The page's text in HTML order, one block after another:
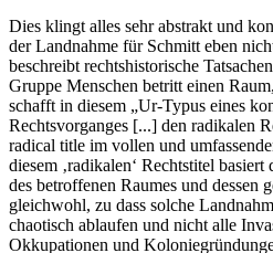
Dies klingt alles sehr abstrakt und
der Landnahme für Schmitt eben
beschreibt rechtshistorische
Gruppe Menschen betritt einen
schafft in diesem „Ur-Typus eines
Rechtsvorganges [...] den radikalen
radical title im vollen und
diesem ‚radikalen‘ Rechtstitel
des betroffenen Raumes und dessen
gleichwohl, zu dass solche
chaotisch ablaufen und nicht alle
Okkupationen und